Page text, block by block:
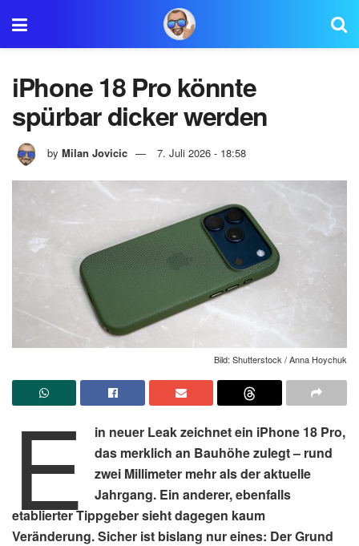
iPhone 18 Pro könnte
spürbar dicker werden
by Milan Jovicic 7. Juli 2026 - 18:58
Bild: Shutterstock / Anna Hoychuk
E
in neuer Leak zeichnet ein iPhone 18 Pro,
das merklich an Bauhöhe zulegt – rund
zwei Millimeter mehr als der aktuelle
Jahrgang. Ein anderer, ebenfalls
etablierter Tippgeber sieht dagegen kaum
Veränderung. Sicher ist bislang nur eines: Der Grund